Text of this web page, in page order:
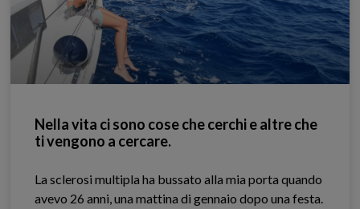
Nella vita ci sono cose che cerchi e altre che
ti vengono a cercare.
La sclerosi multipla ha bussato alla mia porta quando
avevo 26 anni, una mattina di gennaio dopo una festa.